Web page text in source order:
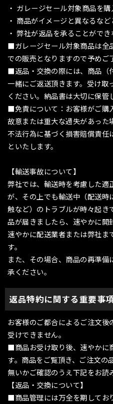
・ ガレージセール対象商品を購
・ 商品がイメージと異なるなど
・ 弊社が返品を承ることができ
■ガレージセール対象商品は全
での販売となりますので予めご
■返品・交換の際には、商品（
一緒にご返送頂きます。受け取
ください。納品書は大切に保管
■免責について：お客様がご購
故意または重大な過失があった
不法行為に基づく損害賠償責
といたします。
【輸送事故について】
弊社では、輸送時を考慮した
が、その上でも輸送中（配送
触など）のトラブルが時々起き
品が届きましたら、速やかに開
速やかに配送業者または弊社ま
す。
また、その場合、商品の再準
承ください。
返品特約に関する重要事
お客様のご都合によるご注文
受けできません。
■商品お受け取り後、速やかに
す。商品をご覧頂き、ご注文の
無いかご確認のうえ下記をお読
【返品・交換について】
■商品管理には万全を期してお